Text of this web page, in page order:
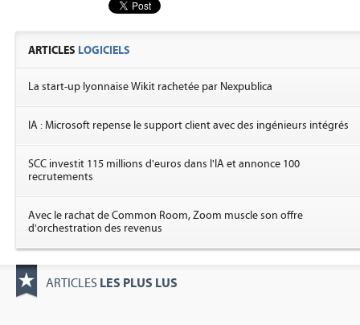
ARTICLES LOGICIELS
La start-up lyonnaise Wikit rachetée par Nexpublica
IA : Microsoft repense le support client avec des ingénieurs intégrés
SCC investit 115 millions d'euros dans l'IA et annonce 100
recrutements
Avec le rachat de Common Room, Zoom muscle son offre
d'orchestration des revenus
ARTICLES LES PLUS LUS